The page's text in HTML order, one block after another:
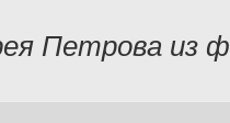
Петрова из